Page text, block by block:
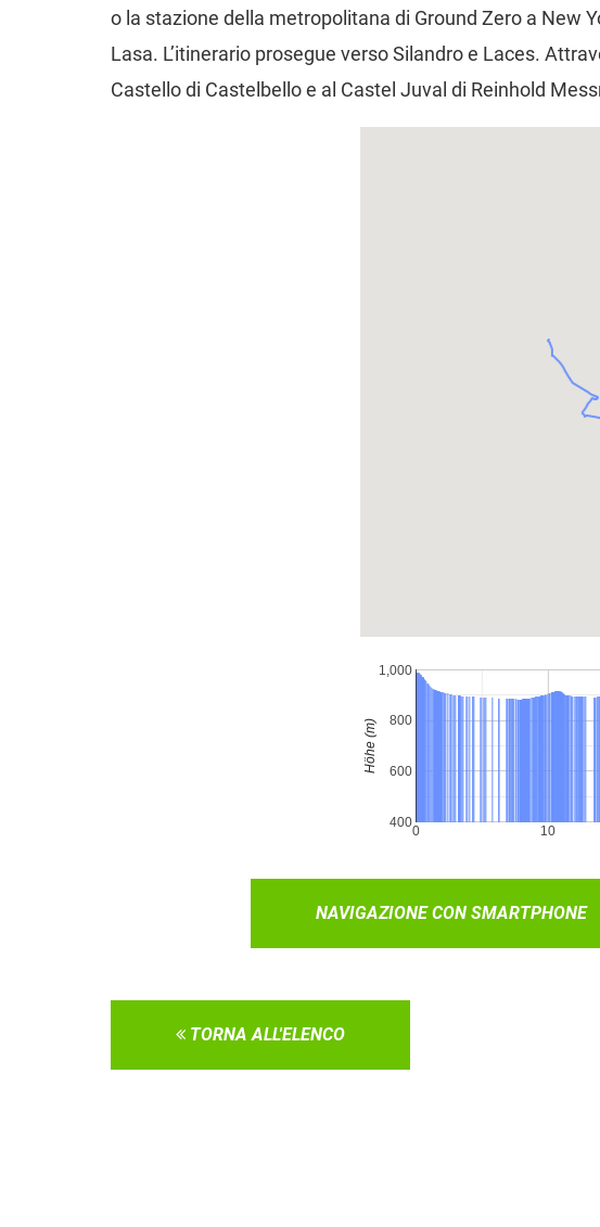
o la stazione della metropolitana di Ground Zero a New
Lasa. L’itinerario prosegue verso Silandro e Laces.
Castello di Castelbello e al Castel Juval di Reinhold
NAVIGAZIONE CON SMARTPHONE
TORNA ALL'ELENCO